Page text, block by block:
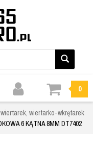
0
wiertarko-wkrętarek
6 KĄTNA 8MM DT7402